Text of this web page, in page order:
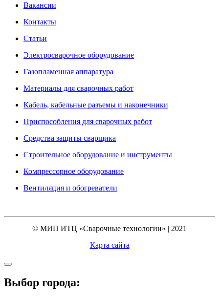
Вакансии
Контакты
Статьи
Электросварочное оборудование
Газопламенная аппаратура
Материалы для сварочных работ
Кабель, кабельные разъемы и наконечники
Приспособления для сварочных работ
Средства защиты сварщика
Строительное оборудование и инструменты
Компрессорное оборудование
Вентиляция и обогреватели
© МИП ИТЦ «Сварочные технологии» | 2021
Карта сайта
Выбор города: